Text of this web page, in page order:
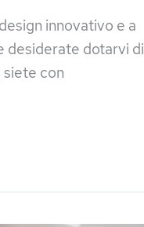
innovativo e a
desiderate dotarvi di
siete con